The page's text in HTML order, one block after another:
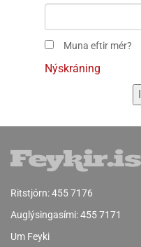
Muna eftir mér?
Nýskráning
Ritstjórn:455 7176
Auglýsingasími:455 7171
Um Feyki